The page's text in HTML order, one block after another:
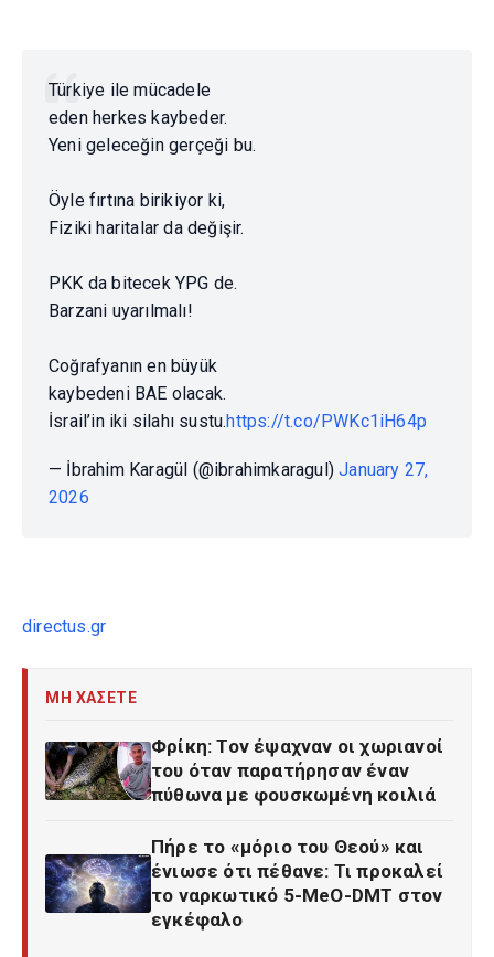
Türkiye ile mücadele
eden herkes kaybeder.
Yeni geleceğin gerçeği bu.
Öyle fırtına birikiyor ki,
Fiziki haritalar da değişir.
PKK da bitecek YPG de.
Barzani uyarılmalı!
Coğrafyanın en büyük
kaybedeni BAE olacak.
İsrail’in iki silahı sustu.https://t.co/PWKc1iH64p
— İbrahim Karagül (@ibrahimkaragul)January 27,
2026
directus.gr
ΜΗ ΧΑΣΕΤΕ
Φρίκη: Τον έψαχναν οι χωριανοί
του όταν παρατήρησαν έναν
πύθωνα με φουσκωμένη κοιλιά
Πήρε το «μόριο του Θεού» και
ένιωσε ότι πέθανε: Τι προκαλεί
το ναρκωτικό 5-MeO-DMT στον
εγκέφαλο